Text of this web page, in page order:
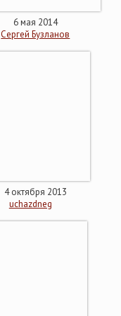
6 мая 2014
Сергей Бузланов
4 октября 2013
uchazdneg